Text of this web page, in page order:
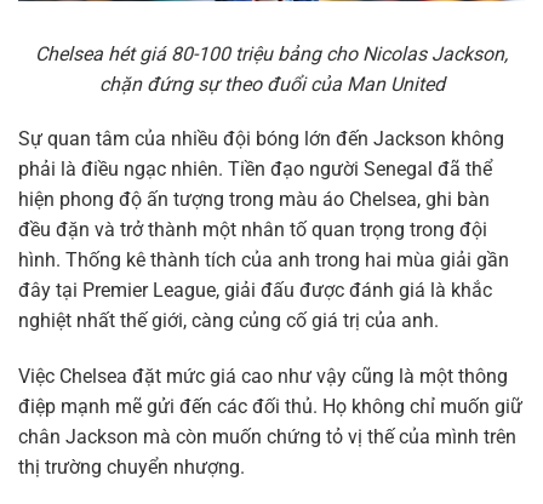
Chelsea hét giá 80-100 triệu bảng cho Nicolas Jackson,
chặn đứng sự theo đuổi của Man United
Sự quan tâm của nhiều đội bóng lớn đến Jackson không
phải là điều ngạc nhiên. Tiền đạo người Senegal đã thể
hiện phong độ ấn tượng trong màu áo Chelsea, ghi bàn
đều đặn và trở thành một nhân tố quan trọng trong đội
hình. Thống kê thành tích của anh trong hai mùa giải gần
đây tại Premier League, giải đấu được đánh giá là khắc
nghiệt nhất thế giới, càng củng cố giá trị của anh.
Việc Chelsea đặt mức giá cao như vậy cũng là một thông
điệp mạnh mẽ gửi đến các đối thủ. Họ không chỉ muốn giữ
chân Jackson mà còn muốn chứng tỏ vị thế của mình trên
thị trường chuyển nhượng.